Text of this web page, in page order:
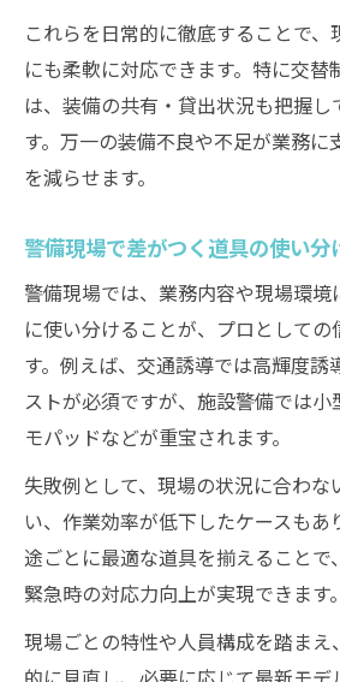
これらを日常的に徹底することで
にも柔軟に対応できます。特に交替
は、装備の共有・貸出状況も把握
す。万一の装備不良や不足が業務に
を減らせます。
警備現場で差がつく道具の使い分
警備現場では、業務内容や現場環
に使い分けることが、プロとしての
す。例えば、交通誘導では高輝度誘
ストが必須ですが、施設警備では小
モパッドなどが重宝されます。
失敗例として、現場の状況に合わな
い、作業効率が低下したケースもあ
途ごとに最適な道具を揃えることで
緊急時の対応力向上が実現できます。
現場ごとの特性や人員構成を踏まえ